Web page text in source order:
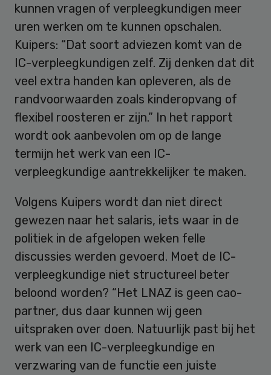
kunnen vragen of verpleegkundigen meer
uren werken om te kunnen opschalen.
Kuipers: “Dat soort adviezen komt van de
IC-verpleegkundigen zelf. Zij denken dat dit
veel extra handen kan opleveren, als de
randvoorwaarden zoals kinderopvang of
flexibel roosteren er zijn.” In het rapport
wordt ook aanbevolen om op de lange
termijn het werk van een IC-
verpleegkundige aantrekkelijker te maken.
Volgens Kuipers wordt dan niet direct
gewezen naar het salaris, iets waar in de
politiek in de afgelopen weken felle
discussies werden gevoerd. Moet de IC-
verpleegkundige niet structureel beter
beloond worden? “Het LNAZ is geen cao-
partner, dus daar kunnen wij geen
uitspraken over doen. Natuurlijk past bij het
werk van een IC-verpleegkundige en
verzwaring van de functie een juiste